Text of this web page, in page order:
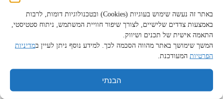
באתר זה נעשה שימוש בעוגיות (Cookies) ובטכנולוגיות דומות, לרבות
באמצעות צדדים שלישיים, לצורך שיפור חוויית המשתמש, ניתוח סטטיסטי,
התאמה אישית של תכנים ושיווק.
המשך שימושך באתר מהווה הסכמה לכך. למידע נוסף ניתן לעיין במדיניות
הפרטיות המעודכנת.
הבנתי
JOYA
מבצעים
מארזים
מארזים
לשיער
במבצעים